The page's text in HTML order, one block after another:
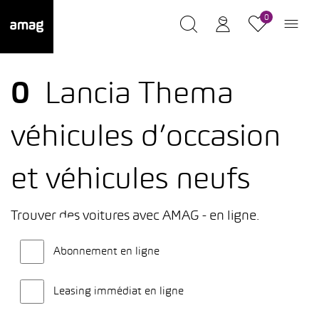
0
0
Lancia Thema
véhicules d’occasion
et véhicules neufs
Trouver des voitures avec AMAG - en ligne.
Abonnement en ligne
Leasing immédiat en ligne